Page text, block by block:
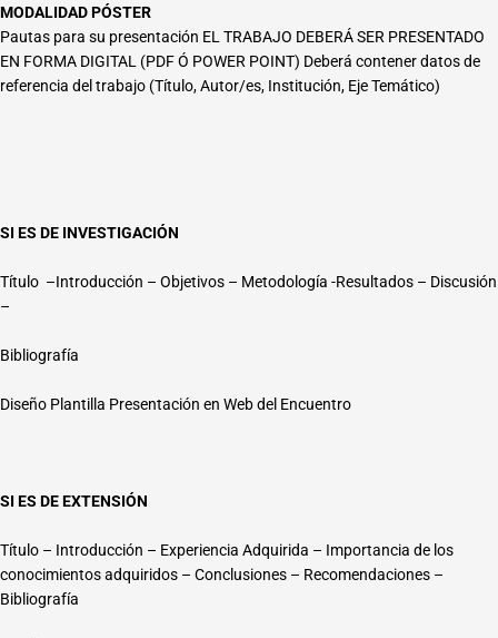
MODALIDAD PÓSTER
Pautas para su presentación EL TRABAJO DEBERÁ SER PRESENTADO
EN FORMA DIGITAL (PDF Ó POWER POINT) Deberá contener datos de
referencia del trabajo (Título, Autor/es, Institución, Eje Temático)
SI ES DE INVESTIGACIÓN
Título –Introducción – Objetivos – Metodología -Resultados – Discusión
–
Bibliografía
Diseño Plantilla Presentación en Web del Encuentro
SI ES DE EXTENSIÓN
Título – Introducción – Experiencia Adquirida – Importancia de los
conocimientos adquiridos – Conclusiones – Recomendaciones –
Bibliografía